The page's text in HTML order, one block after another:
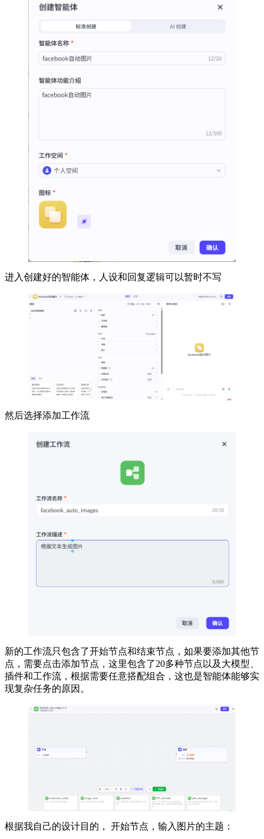
进入创建好的智能体，人设和回复逻辑可以暂时不写
然后选择添加工作流
新的工作流只包含了开始节点和结束节点，如果要添加其他节
点，需要点击添加节点，这里包含了20多种节点以及大模型、
插件和工作流，根据需要任意搭配组合，这也是智能体能够实
现复杂任务的原因。
根据我自己的设计目的， 开始节点，输入图片的主题：